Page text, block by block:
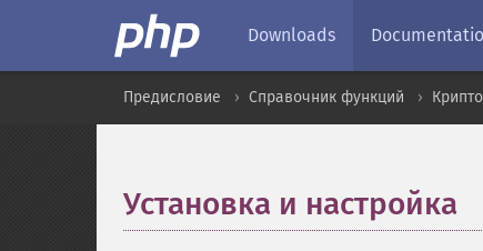
Downloads
Предисловие Справочник функций
Установка и настройка